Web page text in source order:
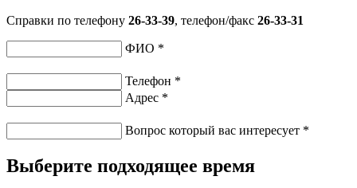
Справки по телефону 26-33-39, телефон/факс 26-33-31
ФИО *
Телефон *
Адрес *
Вопрос который вас интересует *
Выберите подходящее время